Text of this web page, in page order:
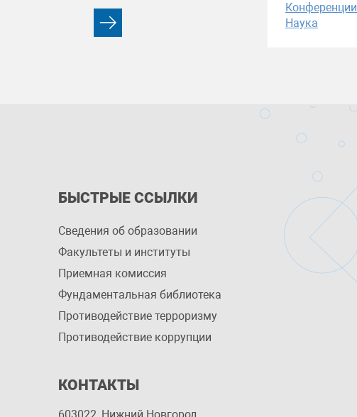
Конференции
Наука
БЫСТРЫЕ ССЫЛКИ
Сведения об образовании
Факультеты и институты
Приемная комиссия
Фундаментальная библиотека
Противодействие терроризму
Противодействие коррупции
КОНТАКТЫ